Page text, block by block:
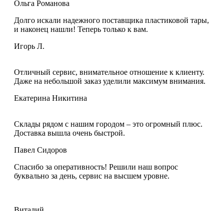
Ольга Романова
Долго искали надежного поставщика пластиковой тары,
и наконец нашли! Теперь только к вам.
Игорь Л.
Отличный сервис, внимательное отношение к клиенту.
Даже на небольшой заказ уделили максимум внимания.
Екатерина Никитина
Склады рядом с нашим городом – это огромный плюс.
Доставка вышла очень быстрой.
Павел Сидоров
Спасибо за оперативность! Решили наш вопрос
буквально за день, сервис на высшем уровне.